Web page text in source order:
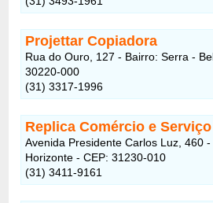
Projettar Copiadora
Rua do Ouro, 127 - Bairro: Serra -
30220-000
(31) 3317-1996
Replica Comércio e Serviço
Avenida Presidente Carlos Luz, 460
Horizonte - CEP: 31230-010
(31) 3411-9161